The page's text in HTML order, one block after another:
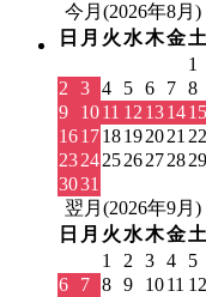
今月(2026年8月)
日 月 火 水木金土
1
2
3 4 5 6 7 8
9
1011 12 131415
161718192021 22
23242526272829
3031
翌月(2026年9月)
日 月 火 水木金土
1
2 3 4
5
6
7 8 9 1011 12